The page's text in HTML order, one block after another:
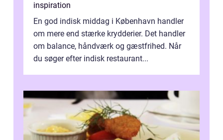
inspiration
En god indisk middag i København handler
om mere end stærke krydderier. Det handler
om balance, håndværk og gæstfrihed. Når
du søger efter indisk restaurant...